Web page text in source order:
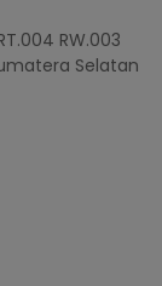
RW.003
Selatan